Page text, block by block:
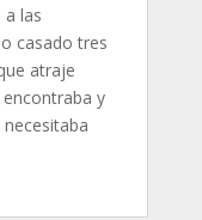
a las
casado tres
atraje
y